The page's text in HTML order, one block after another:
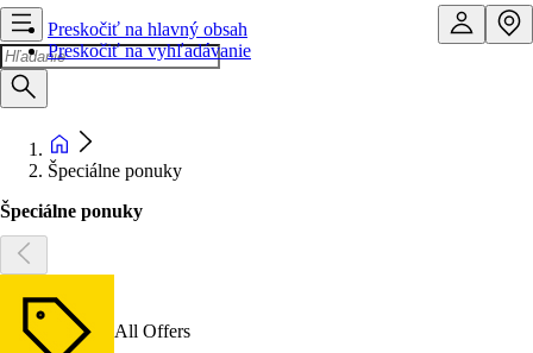
Preskočiť na hlavný obsah
Preskočiť na vyhľadávanie
Špeciálne ponuky
Špeciálne ponuky
All Offers